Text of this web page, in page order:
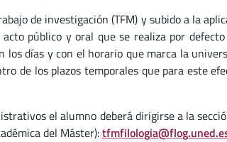
de investigación (TFM) y subido a la
público y oral que se realiza por
los días y con el horario que marca la
de los plazos temporales que para este
el alumno deberá dirigirse a la
del Máster):